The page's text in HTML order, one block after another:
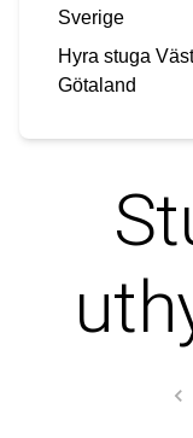
Sverige
Hyra stuga
Götaland